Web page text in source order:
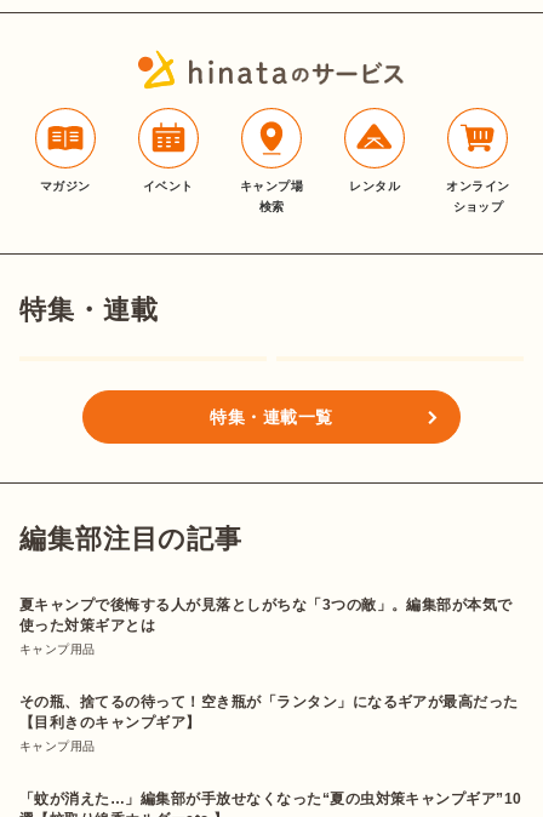
マガジン イベント
キャンプ場
検索
レンタル
オンライン
ショップ
特集・連載
特集・連載一覧
編集部注目の記事
夏キャンプで後悔する人が見落としがちな「3つの敵」。編集部が本気で
使った対策ギアとは
キャンプ用品
その瓶、捨てるの待って！空き瓶が「ランタン」になるギアが最高だった
【目利きのキャンプギア】
キャンプ用品
「蚊が消えた…」編集部が手放せなくなった“夏の虫対策キャンプギア”10